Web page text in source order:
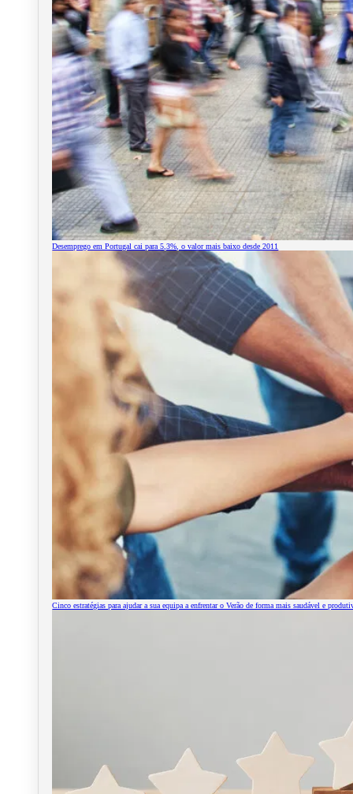
Desemprego em Portugal cai para 5,3%, o valor mais baixo desde 2011
Cinco estratégias para ajudar a sua equipa a enfrentar o Verão de forma mais saudável e